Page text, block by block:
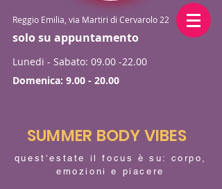
Lunedi - Sabato: 09.00 -22.00
Domenica: 9.00 - 20.00
Reggio Emilia, via Martiri di Cervarolo 22
solo su appuntamento
SUMMER BODY VIBES
quest’estate il focus è su: corpo,
emozioni e piacere